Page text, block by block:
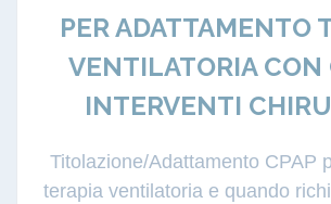
PER ADATTAMENTO
VENTILATORIA CON
INTERVENTI
Titolazione/Adattamento CPAP
terapia ventilatoria e quando